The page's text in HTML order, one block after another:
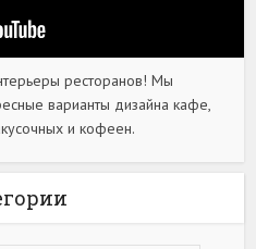
ресторанов! Мы
варианты дизайна кафе,
и кофеен.